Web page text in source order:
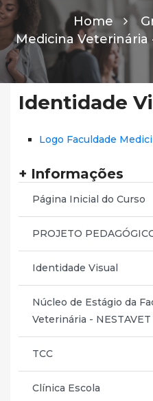
Home
Medicina Veterinária
Identidade
Logo Faculdade
+ Informações
Página Inicial do Curso
PROJETO
Identidade Visual
Núcleo de Estágio da
Veterinária - NESTAVET
TCC
Clínica Escola